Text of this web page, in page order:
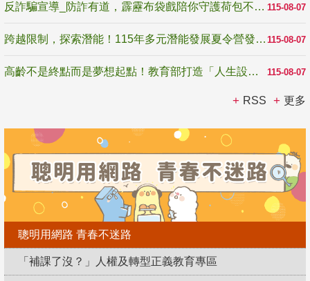
115-08-07
反詐騙宣導_防詐有道，霹靂布袋戲陪你守護荷包不受騙
115-08-07
跨越限制，探索潛能！115年多元潛能發展夏令營發掘生命無限可能
115-08-07
高齡不是終點而是夢想起點！教育部打造「人生設計夢工場」 參展第3屆高齡健康產業博覽會
RSS 更多
聰明用網路 青春不迷路
「補課了沒？」人權及轉型正義教育專區